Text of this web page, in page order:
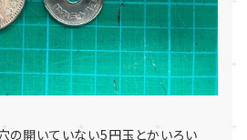
の開いていない5円玉とかいろい